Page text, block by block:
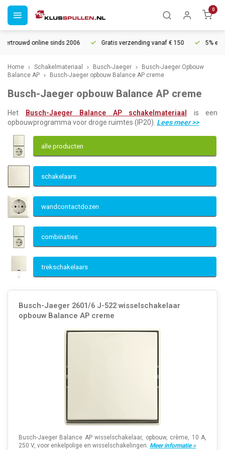
0
online sinds 2006 Gratis verzending vanaf € 150 5% extra
Home Schakelmateriaal Busch-Jaeger
Busch-Jaeger Opbouw
Balance AP
Busch-Jaeger opbouw Balance AP creme
Busch-Jaeger opbouw Balance AP creme
Het Busch-Jaeger Balance AP schakelmateriaal
is een
opbouwprogramma voor droge ruimtes (IP20). Lees meer>>
alle producten
schakelaars
wandcontactdozen
combinaties
trekschakelaars
Busch-Jaeger 2601/6 J-522 wisselschakelaar
opbouw Balance AP creme
Busch-Jaeger Balance AP wisselschakelaar, opbouw, crème, 10 A,
250 V, voor enkelpolige en wisselschakelingen. Meer informatie »